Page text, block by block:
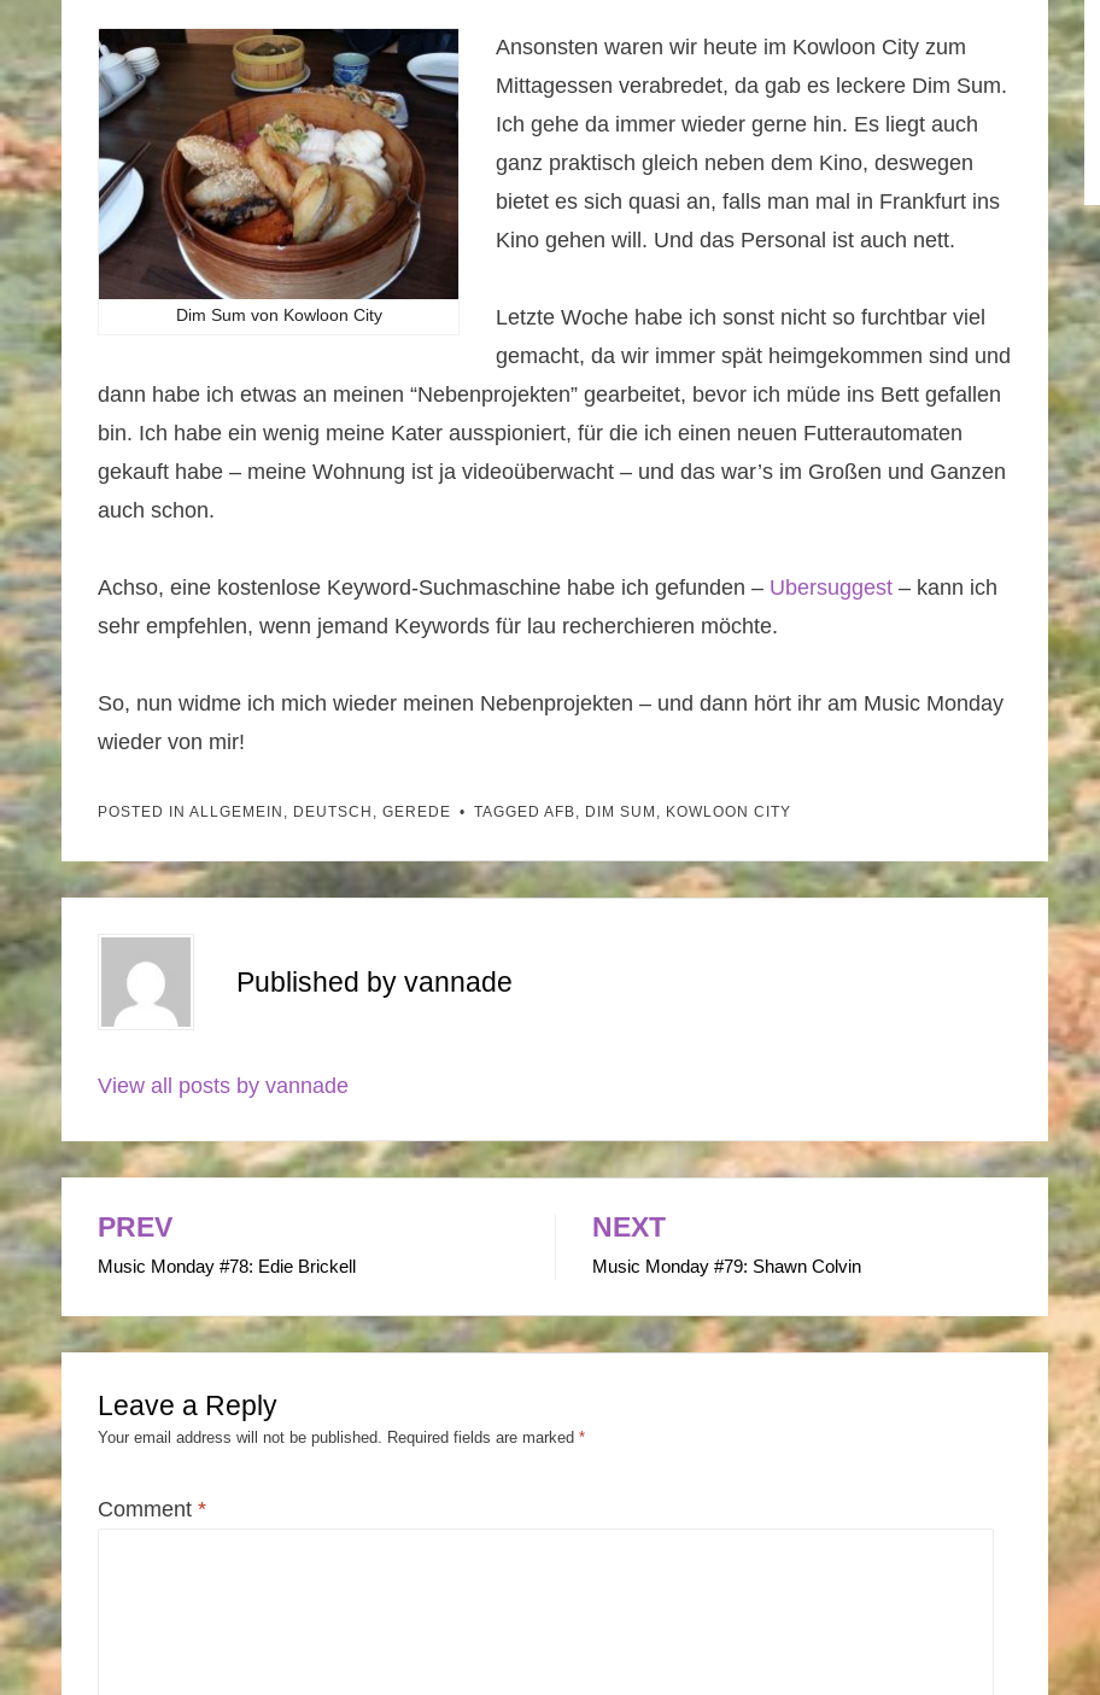
Dim Sum von Kowloon City
Ansonsten waren wir heute im Kowloon City zum
Mittagessen verabredet, da gab es leckere Dim Sum.
Ich gehe da immer wieder gerne hin. Es liegt auch
ganz praktisch gleich neben dem Kino, deswegen
bietet es sich quasi an, falls man mal in Frankfurt ins
Kino gehen will. Und das Personal ist auch nett.
Letzte Woche habe ich sonst nicht so furchtbar viel
gemacht, da wir immer spät heimgekommen sind und
dann habe ich etwas an meinen “Nebenprojekten” gearbeitet, bevor ich müde ins Bett gefallen
bin. Ich habe ein wenig meine Kater ausspioniert, für die ich einen neuen Futterautomaten
gekauft habe – meine Wohnung ist ja videoüberwacht – und das war’s im Großen und Ganzen
auch schon.
Achso, eine kostenlose Keyword-Suchmaschine habe ich gefunden – Ubersuggest – kann ich
sehr empfehlen, wenn jemand Keywords für lau recherchieren möchte.
So, nun widme ich mich wieder meinen Nebenprojekten – und dann hört ihr am Music Monday
wieder von mir!
POSTED IN ALLGEMEIN , DEUTSCH , GEREDE TAGGED AFB, DIM SUM , KOWLOON CITY
Published by vannade
View all posts by vannade
Post
navigation
PREV
Music Monday #78: Edie Brickell
NEXT
Music Monday #79: Shawn Colvin
Leave a Reply
Your email address will not be published. Required fields are marked *
Comment *